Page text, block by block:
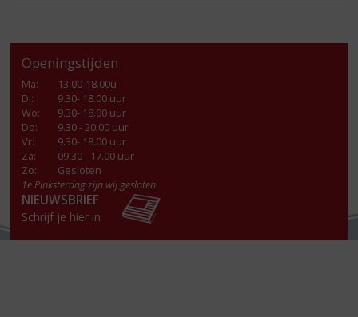
Openingstijden
Ma:
13.00-18.00u
Di:
9.30- 18.00 uur
Wo:
9.30- 18.00 uur
Do:
9.30 - 20.00 uur
Vr:
9.30- 18.00 uur
Za:
09.30 - 17.00 uur
Zo:
Gesloten
1e Pinksterdag zijn wij gesloten
NIEUWSBRIEF
Schrijf je hier in